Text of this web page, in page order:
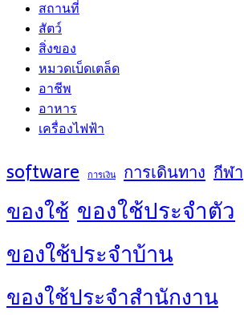
สถานที่
สัตว์
สิ่งของ
หมวดเบ็ดเตล็ด
อาชีพ
อาหาร
เครื่องไฟฟ้า
software การเงิน การเดินทาง กีฬา
ของใช้ ของใช้ประจำตัว
ของใช้ประจำบ้าน
ของใช้ประจำสำนักงาน